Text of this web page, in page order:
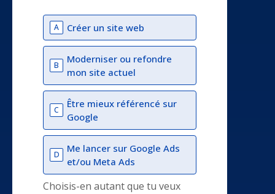
A Créer un site web
B
Moderniser ou refondre
mon site actuel
C
Être mieux référencé sur
Google
D
Me lancer sur Google Ads
et/ou Meta Ads
Choisis-en autant que tu veux